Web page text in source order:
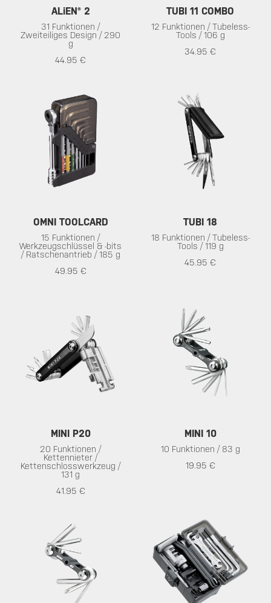
ALiEN® 2
31 Funktionen /
Zweiteiliges Design / 290
g
44.95 €
TUBI 11 COMBO
12 Funktionen / Tubeless-
Tools / 106 g
34.95 €
OMNI TOOLCARD
15 Funktionen /
Werkzeugschlüssel & -bits
/ Ratschenantrieb / 185 g
49.95 €
TUBI 18
18 Funktionen / Tubeless-
Tools / 119 g
45.95 €
MINI P20
20 Funktionen /
Kettennieter /
Kettenschlosswerkzeug /
131 g
41.95 €
MINI 10
10 Funktionen / 83 g
19.95 €